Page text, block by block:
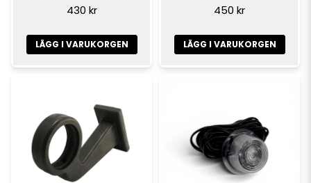
430 kr
LÄGG I VARUKORGEN
450 kr
LÄGG I VARUKORGEN